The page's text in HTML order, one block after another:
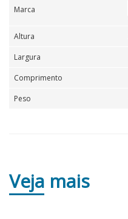
Marca
Altura
Largura
Comprimento
Peso
Veja mais